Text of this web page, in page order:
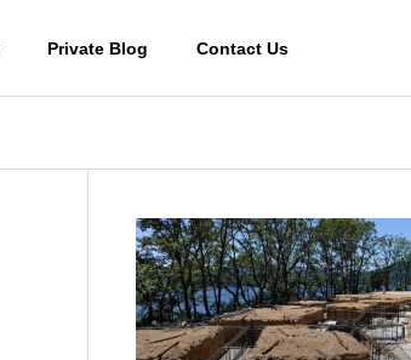
Private Blog Contact Us